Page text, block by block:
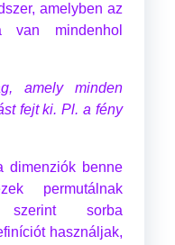
amelyben az
van mindenhol
amely minden
fejt ki. Pl. a fény
dimenziók benne
permutálnak
szerint sorba
használjak,